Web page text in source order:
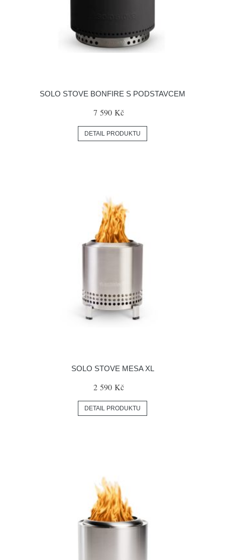
SOLO STOVE BONFIRE S PODSTAVCEM
7 590 Kč
DETAIL PRODUKTU
SOLO STOVE MESA XL
2 590 Kč
DETAIL PRODUKTU